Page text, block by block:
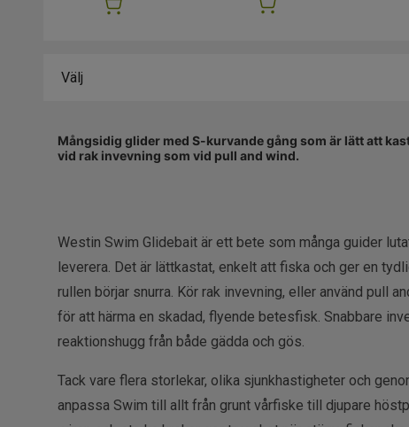
Mångsidig glider med S-kurvande gång som är lätt att
vid rak invevning som vid pull and wind.
Westin Swim Glidebait är ett bete som många guider
leverera. Det är lättkastat, enkelt att fiska och ger en
rullen börjar snurra. Kör rak invevning, eller använd pull
för att härma en skadad, flyende betesfisk. Snabbare
reaktionshugg från både gädda och gös.
Tack vare flera storlekar, olika sjunkhastigheter och
anpassa Swim till allt från grunt vårfiske till djupare